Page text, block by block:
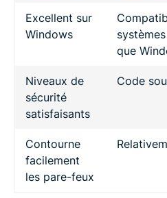
Excellent sur
Windows
que
Niveaux de
sécurité
satisfaisants
Code
Contourne
facilement
les pare-feux